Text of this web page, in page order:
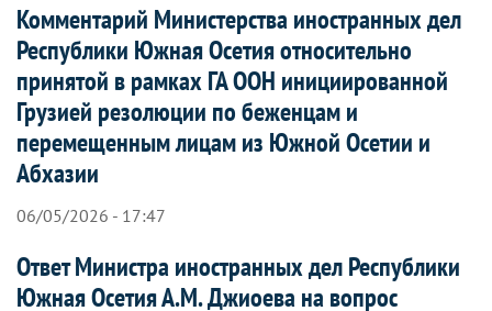
Комментарий Министерства иностранных дел
Республики Южная Осетия относительно
принятой в рамках ГА ООН инициированной
Грузией резолюции по беженцам и
перемещенным лицам из Южной Осетии и
Абхазии
06/05/2026 - 17:47
Ответ Министра иностранных дел Республики
Южная Осетия А.М. Джиоева на вопрос